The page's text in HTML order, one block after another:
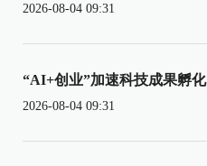
2026-08-04 09:31
“AI+创业”加速科技成果孵化
2026-08-04 09:31